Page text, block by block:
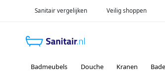
Sanitair vergelijken Veilig shoppen
Badmeubels Douche Kranen